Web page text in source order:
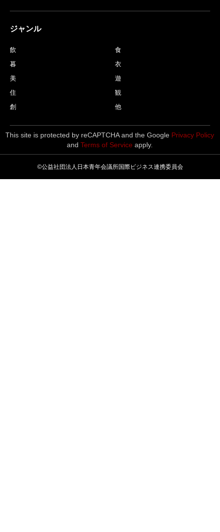
ジャンル
飲
食
暮
衣
美
遊
住
観
創
他
This site is protected by reCAPTCHA and the Google Privacy Policy
andTerms of Service apply.
©公益社団法人日本青年会議所国際ビジネス連携委員会